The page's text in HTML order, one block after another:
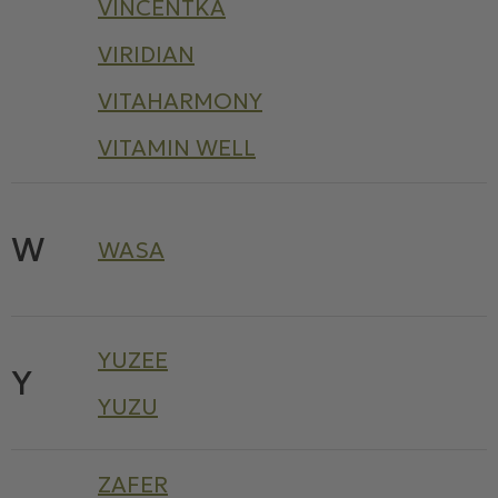
VINCENTKA
VIRIDIAN
VITAHARMONY
VITAMIN WELL
W WASA
Y
YUZEE
YUZU
ZAFER